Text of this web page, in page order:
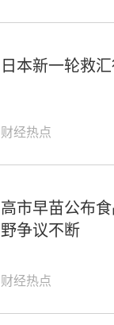
日本新一轮救
财经热点
高市早苗公布
野争议不断
财经热点